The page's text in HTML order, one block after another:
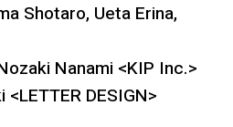
Shotaro, Ueta Erina,
Nanami <KIP Inc.>
DESIGN>